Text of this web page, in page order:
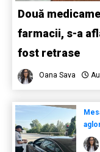
Două
farmacii, s-a
fost retrase
Oana Sava